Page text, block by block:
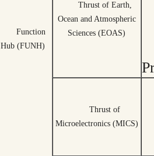
Function
Hub (FUNH)
Thrust of Earth,
Ocean and Atmospheric
Sciences (EOAS)
Thrust of
Microelectronics (MICS)